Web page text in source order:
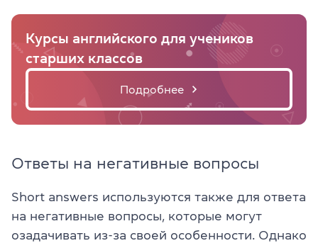
Курсы английского для учеников
старших классов
Подробнее
Ответы на негативные вопросы
Short answers используются также для ответа
на негативные вопросы, которые могут
озадачивать из-за своей особенности. Однако